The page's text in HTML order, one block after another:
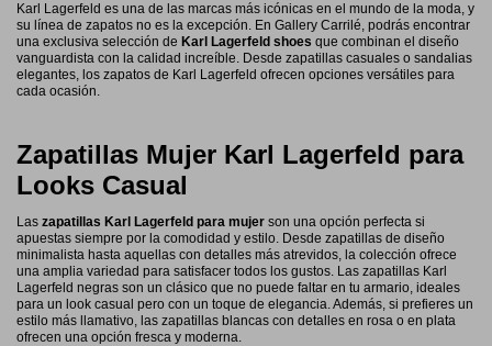
Karl Lagerfeld es una de las marcas más icónicas en el mundo de la moda, y
su línea de zapatos no es la excepción. En Gallery Carrilé, podrás encontrar
una exclusiva selección de Karl Lagerfeld shoes que combinan el diseño
vanguardista con la calidad increíble. Desde zapatillas casuales o sandalias
elegantes, los zapatos de Karl Lagerfeld ofrecen opciones versátiles para
cada ocasión.
Zapatillas Mujer Karl Lagerfeld para
Looks Casual
Las zapatillas Karl Lagerfeld para mujer son una opción perfecta si
apuestas siempre por la comodidad y estilo. Desde zapatillas de diseño
minimalista hasta aquellas con detalles más atrevidos, la colección ofrece
una amplia variedad para satisfacer todos los gustos. Las zapatillas Karl
Lagerfeld negras son un clásico que no puede faltar en tu armario, ideales
para un look casual pero con un toque de elegancia. Además, si prefieres un
estilo más llamativo, las zapatillas blancas con detalles en rosa o en plata
ofrecen una opción fresca y moderna.